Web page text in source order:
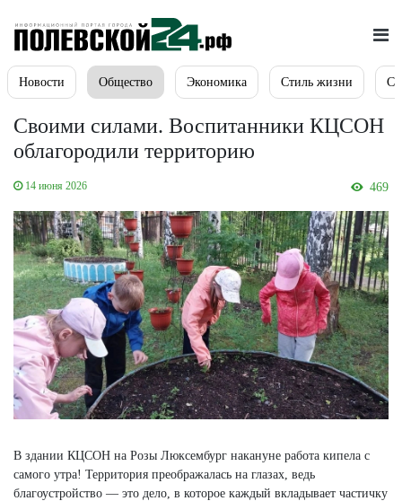
Новости Общество Экономика Стиль жизни
Своими силами. Воспитанники КЦСОН
облагородили территорию
14 июня 2026 469
В здании КЦСОН на Розы Люксембург накануне работа кипела с
самого утра! Территория преображалась на глазах, ведь
благоустройство — это дело, в которое каждый вкладывает частичку